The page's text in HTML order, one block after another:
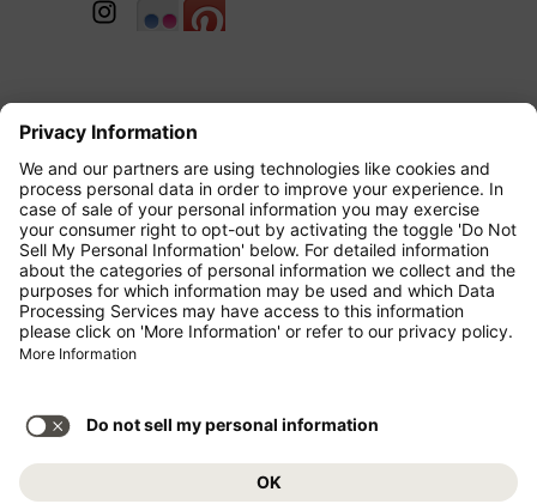
Copyright 2026 Condor Blog All Right
Reserved.
Über den Condor Blog
Archiv
Impressum
Datenschutz